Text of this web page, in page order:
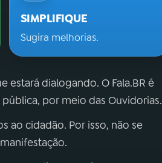
SIMPLIFIQUE
Sugira melhorias.
estará dialogando. O Fala.BR é
por meio das Ouvidorias.
ao cidadão. Por isso, não se